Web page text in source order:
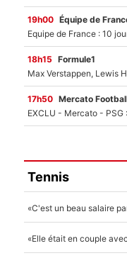
19h00 Équipe de
18h15 Formule1
17h50 Mercato
Tennis